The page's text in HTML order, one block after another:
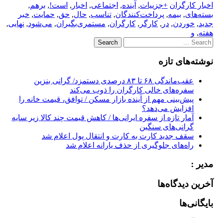
اخبار کارگران +جزییات, آینده, اجتماعی, اخبار , است!, برهم,
بسته‌های, بیمه, پرداخت‌کنندگان, تناسب, حال, حق, حمایت, خبر
جدید, خوردن, در , کارگر , کارگران, مستمری‌بگیران, می‌شود, نهایی,
هفته, و
Search
for:
نوشته‌های تازه
عقب‌ماندگی ۶۸ تا ۸۳ درصدی دستمزد/ گرانی بنزین
سفره‌های خالی کارگران را ذوب می‌کند
پیش‌بینی مهم از آینده بازار مسکن / توافق، قیمت خانه را
افزایش می‌دهد؟
آمار تازه از سفره ایرانی‌ها / کاهش قیمت چند کالا زیر سایه
گرانی‌های سنگین
سقف جدید کارت به کارت و انتقال پول اعلام شد
راه‌های جلوگیری از حذف یارانه اعلام شد
مدیر :
آخرین دیدگاه‌ها
بایگانی‌ها